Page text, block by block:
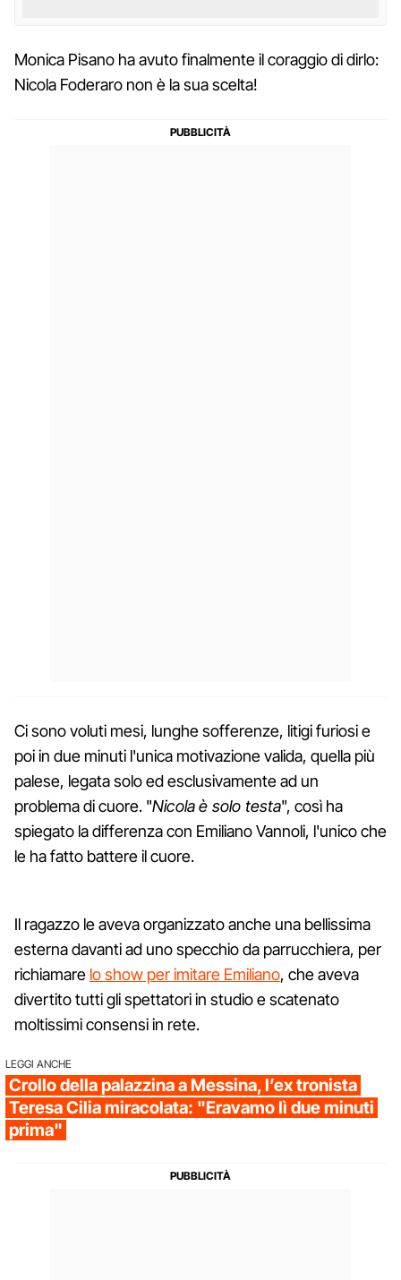
Monica Pisano ha avuto finalmente il coraggio di dirlo:
Nicola Foderaro non è la sua scelta!
Ci sono voluti mesi, lunghe sofferenze, litigi furiosi e
poi in due minuti l'unica motivazione valida, quella più
palese, legata solo ed esclusivamente ad un
problema di cuore. "Nicola è solo testa", così ha
spiegato la differenza con Emiliano Vannoli, l'unico che
le ha fatto battere il cuore.
Il ragazzo le aveva organizzato anche una bellissima
esterna davanti ad uno specchio da parrucchiera, per
richiamare lo show per imitare Emiliano, che aveva
divertito tutti gli spettatori in studio e scatenato
moltissimi consensi in rete.
LEGGI ANCHE
Crollo della palazzina a Messina, l’ex tronista
Teresa Cilia miracolata: "Eravamo lì due minuti
prima"